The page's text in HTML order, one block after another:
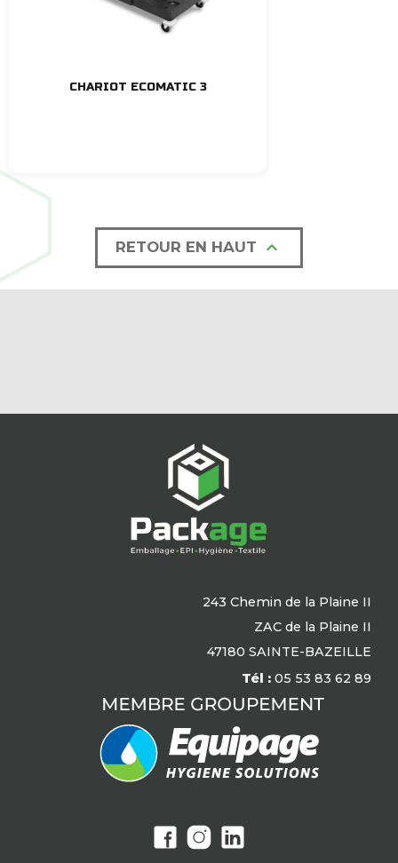
CHARIOT ECOMATIC 3
RETOUR EN HAUT 
243 Chemin de la Plaine II
ZAC de la Plaine II
47180 SAINTE-BAZEILLE
Tél : 05 53 83 62 89